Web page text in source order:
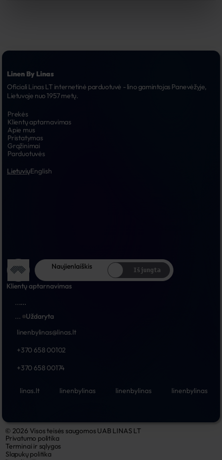
Linen By Linas
Oficiali Linas LT internetinė parduotuvė - lino gamintojas Panevėžyje,
Lietuvoje nuo 1957 metų.
Prekės
Klientų aptarnavimas
Apie mus
Pristatymas
Grąžinimai
Parduotuvės
LietuviųEnglish
Naujienlaiškis Išjungta
Klientų aptarnavimas
......
...
Uždaryta
linenbylinas@linas.lt
+370 658 00102
+370 658 00174
linas.lt linenbylinas linenbylinas linenbylinas
© 2026 Visos teisės saugomos UAB LINAS LT
Privatumo politika
Terminai ir sąlygos
Slapukų politika